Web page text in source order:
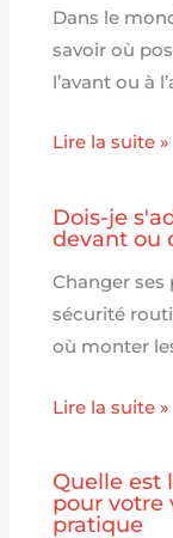
Dans le
savoir où
l’avant ou à
Lire la suite »
Dois-je
devant ou
Changer ses
sécurité
où monter
Lire la suite »
Quelle est
pour votre
pratique